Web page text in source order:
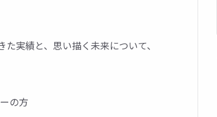
実績と、思い描く未来について、
の方